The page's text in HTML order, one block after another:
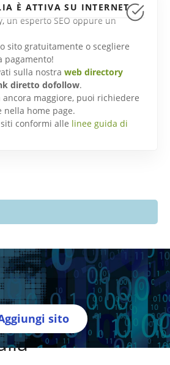
È ATTIVA SU INTERNET
un esperto SEO oppure un
sito gratuitamente o scegliere
pagamento!
sulla nostra web directory
diretto dofollow.
maggiore, puoi richiedere
nella home page.
conformi alle linee guida di
sito